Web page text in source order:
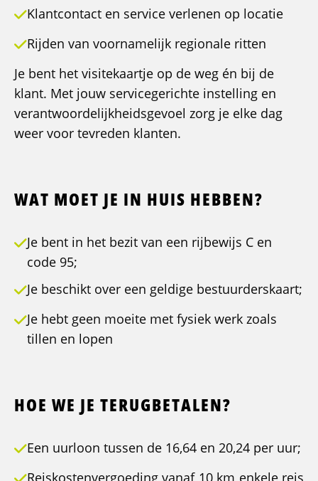
Klantcontact en service verlenen op locatie
Rijden van voornamelijk regionale ritten
Je bent het visitekaartje op de weg én bij de
klant. Met jouw servicegerichte instelling en
verantwoordelijkheidsgevoel zorg je elke dag
weer voor tevreden klanten.
WAT MOET JE IN HUIS HEBBEN?
Je bent in het bezit van een rijbewijs C en
code 95;
Je beschikt over een geldige bestuurderskaart;
Je hebt geen moeite met fysiek werk zoals
tillen en lopen
HOE WE JE TERUGBETALEN?
Een uurloon tussen de 16,64 en 20,24 per uur;